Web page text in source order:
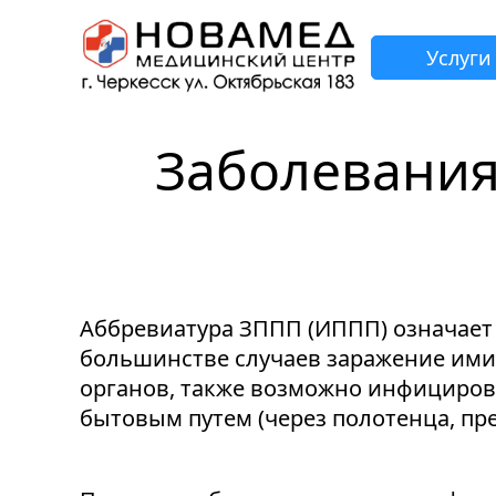
Услуги
Аббревиатура ЗППП (ИППП)
большинстве случаев заражение
органов, также возможно
бытовым путем (через полотенца,